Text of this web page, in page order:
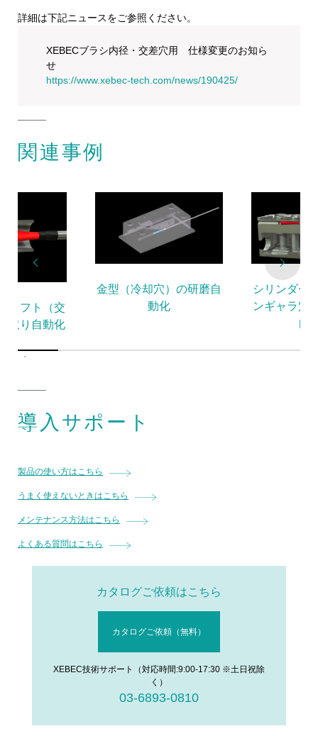
詳細は下記ニュースをご参照ください。
XEBECブラシ内径・交差穴用 仕様変更のお知ら
せ
https://www.xebec-tech.com/news/190425/
関連事例
ャフト（交
取り自動化
金型（冷却穴）の研磨自
動化
シリンダー
ンギャラ穴
自
導入サポート
製品の使い方はこちら
うまく使えないときはこちら
メンテナンス方法はこちら
よくある質問はこちら
カタログご依頼はこちら
カタログご依頼（無料）
XEBEC技術サポート（対応時間:9:00-17:30 ※土日祝除
く）
03-6893-0810